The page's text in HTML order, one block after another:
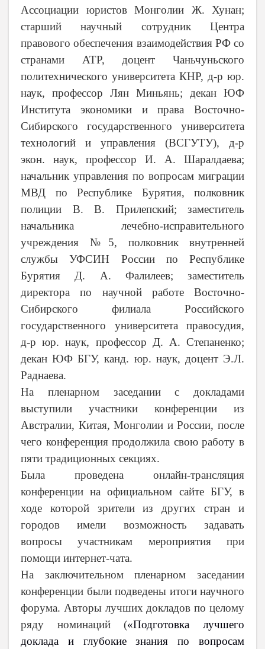
Ассоциации юристов Монголии Ж. Хунан;
старший научный сотрудник Центра
правового обеспечения взаимодейст­вия РФ со
странами АТР, доцент Чаньчуньского
политехнического университета КНР, д-р юр.
наук, профессор Лян Миньянь; декан ЮФ
Института экономики и права Восточно-
Сибирского государственного университета
технологий и управления (ВСГУТУ), д-р
экон. наук, профессор И. А. Шаралдаева;
начальник управления по вопросам миграции
МВД по Республике Бурятия, полковник
полиции В. В. Прилепский; заместитель
начальника лечебно-исправительного
учреждения №5, полковник внутренней
службы УФСИН России по Республике
Бурятия Д. А. Фалилеев; заместитель
директора по научной работе Восточно-
Сибирского филиала Российского
государственного университета правосудия,
д-р юр. наук, профессор Д. А. Степаненко;
декан ЮФ БГУ, канд. юр. наук, доцент Э.Л.
Раднаева.
На пленарном заседании с докладами
выступили участники конференции из
Австралии, Китая, Монголии и России, после
чего конференция продолжила свою работу в
пяти традиционных секциях.
Была проведена онлайн-трансляция
конференции на официальном сайте БГУ, в
ходе которой зрители из других стран и
городов имели возможность задавать
вопросы участникам мероприятия при
помощи интернет-чата.
На заключительном пленарном заседании
конференции были подведены итоги научного
форума. Авторы лучших докладов по целому
ряду номинаций («Подготовка лучшего
доклада и глубокие знания по вопросам